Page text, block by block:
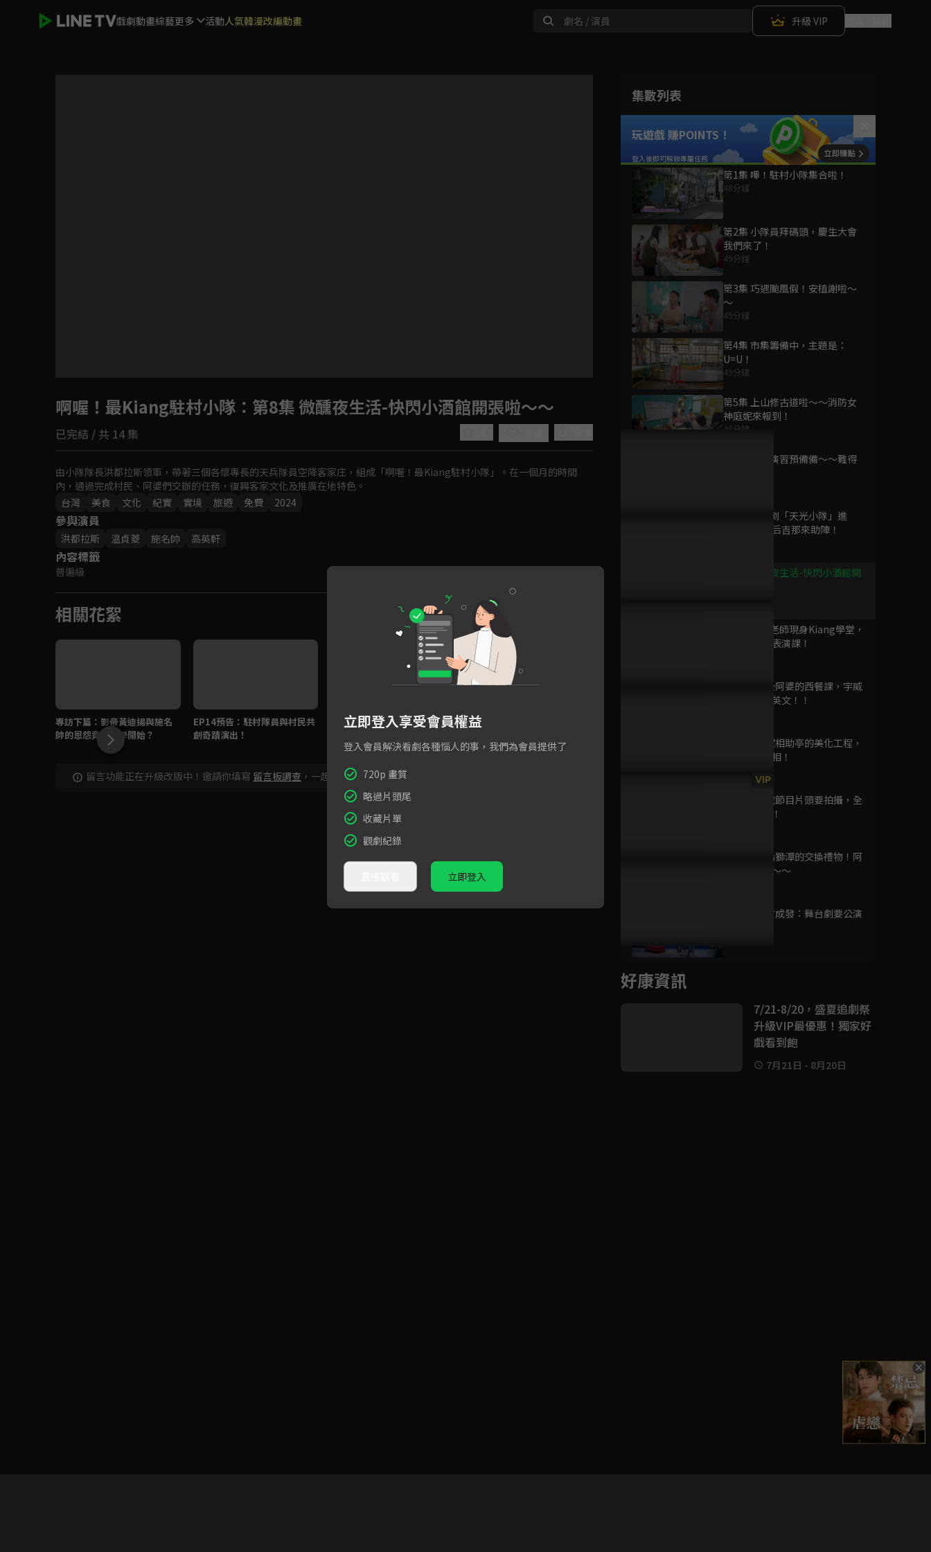
戲劇動畫綜藝更多 活動人氣韓漫改編動畫 升級 VIP
Video
如有不便請見諒
集數列表
玩遊戲 賺POINTS！
第1集 嗶！駐村小隊集合啦！
48分鐘
第2集 小隊員拜碼頭，慶生大會
我們來了！
49分鐘
第3集 巧遇颱風假！安植謝啦～
～
49分鐘
第4集 市集籌備中，主題是：
U=U！
49分鐘
第5集 上山修古道啦～～消防女
神庭妮來報到！
48分鐘
第6集 消防演習預備備～～難得
第7集 舞台劇「天光小隊」進
駐，金曲歌后吉那來助陣！
第8集 微醺夜生活-快閃小酒館開
第9集 迪迪老師現身Kiang學堂，
我的第一堂表演課！
第10集 阿公阿婆的西餐課，宇威
老師還要教英文！！
第11集 守望相助亭的美化工程，
班長是東明相！
第12集 聽說節目片頭要拍攝，全
村都來了！！
第13集 送給獅潭的交換禮物！阿
婆，正來尞～～
第14集 駐村成發：舞台劇要公演
啊喔！最Kiang駐村小隊 ：第8集 微醺夜生活-快閃小酒館開張啦～～
已完結 / 共 14 集
由小隊隊長洪都拉斯領軍，帶著三個各懷專長的天兵隊員空降客家庄，組成「啊喔！最Kiang駐村小隊」。在一個月的時間
內，通過完成村民、阿婆們交辦的任務，復興客家文化及推廣在地特色。
台灣
美食 文化 紀實 實境 旅遊 免費 2024
參與演員
洪都拉斯 温貞菱 施名帥 高英軒
內容標籤
普遍級
相關花絮
專訪下篇：影帝黃迪揚與施名
帥的恩怨竟從大學開始？
EP14預告：駐村隊員與村民共
創奇蹟演出！
EP13預告：小隊帶給獅潭居民
EP12預告：獅潭鄉親動起來！
留言功能正在升級改版中！邀請你填寫 留言板調查 ，一起共創新版留言功能！
為您推薦
TRIGUN
STAMPEDE
已完結 / 共 10 集
TRIGUN STARGAZE
已完結 / 共 12 集
VIP
已完結 / 共 13 集
吃貨們的旅行
好康資訊
7/21-8/20，盛夏追劇祭
升級VIP最優惠！獨家好
戲看到飽
7月21日 - 8月20日
立即登入享受會員權益
登入會員解決看劇各種惱人的事，我們為會員提供了
720p 畫質
略過片頭尾
收藏片單
觀劇紀錄
立即登入